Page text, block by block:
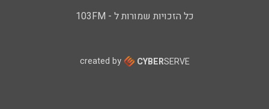
כל הזכויות שמורות ל - 103FM
created by CYBERSERVE